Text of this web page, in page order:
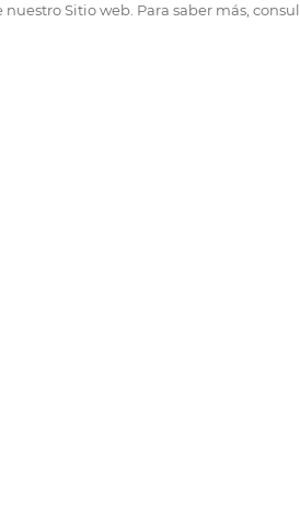
Sitio web. Para saber más,